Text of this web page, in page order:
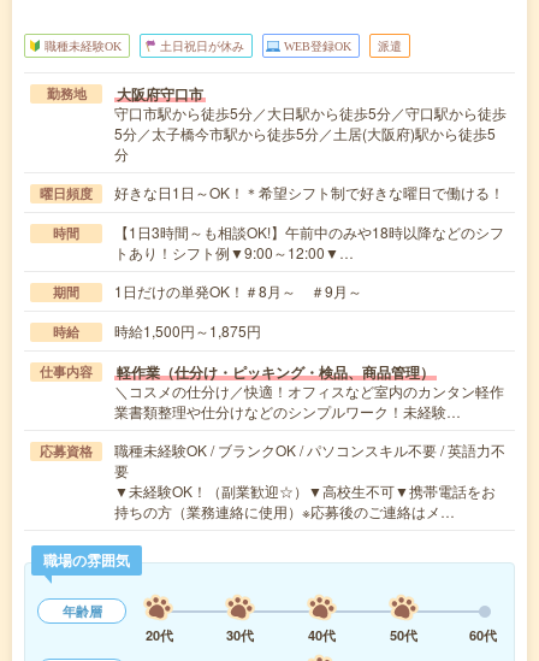
職種未経験OK 土日祝日が休み WEB登録OK 派遣
勤務地 大阪府守口市
守口市駅から徒歩5分／大日駅から徒歩5分／守口駅から徒歩
5分／太子橋今市駅から徒歩5分／土居(大阪府)駅から徒歩5
分
曜日頻度 好きな日1日～OK！＊希望シフト制で好きな曜日で働ける！
時間
【1日3時間～も相談OK!】午前中のみや18時以降などのシフ
トあり！シフト例▼9:00～12:00▼…
期間 1日だけの単発OK！＃8月～ ＃9月～
時給 時給1,500円～1,875円
仕事内容 軽作業（仕分け・ピッキング・検品、商品管理）
＼コスメの仕分け／快適！オフィスなど室内のカンタン軽作
業書類整理や仕分けなどのシンプルワーク！未経験…
応募資格
職種未経験OK / ブランクOK / パソコンスキル不要 / 英語力不
要
▼未経験OK！（副業歓迎☆）▼高校生不可▼携帯電話をお
持ちの方（業務連絡に使用）※応募後のご連絡はメ…
職場の雰囲気
年齢層
20代
30代 40代 50代
60代